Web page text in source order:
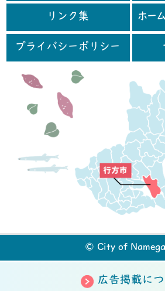
リンク集 ホー
プライバシーポリシー
© City of
広告掲載につ